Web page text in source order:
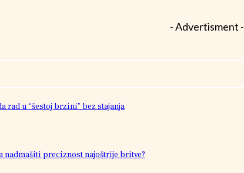
- Advertisment -
u “šestoj brzini” bez stajanja
preciznost najoštrije britve?